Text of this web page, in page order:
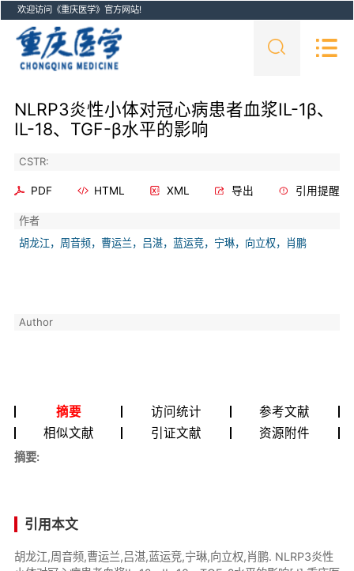
欢迎访问《重庆医学》官方网站!
NLRP3炎性小体对冠心病患者血浆IL-1β、
IL-18、TGF-β水平的影响
CSTR:
PDF HTML XML 导出 引用提醒
作者
胡龙江，周音频，曹运兰，吕湛，蓝运竞，宁琳，向立权，肖鹏
Author
摘要 访问统计
参考文献
相似文献
引证文献 资源附件
摘要:
引用本文
胡龙江,周音频,曹运兰,吕湛,蓝运竞,宁琳,向立权,肖鹏. NLRP3炎性